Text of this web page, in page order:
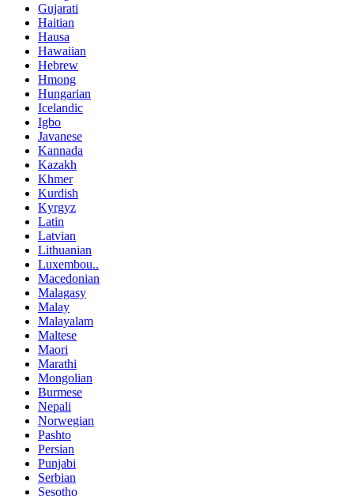
Gujarati
Haitian
Hausa
Hawaiian
Hebrew
Hmong
Hungarian
Icelandic
Igbo
Javanese
Kannada
Kazakh
Khmer
Kurdish
Kyrgyz
Latin
Latvian
Lithuanian
Luxembou..
Macedonian
Malagasy
Malay
Malayalam
Maltese
Maori
Marathi
Mongolian
Burmese
Nepali
Norwegian
Pashto
Persian
Punjabi
Serbian
Sesotho